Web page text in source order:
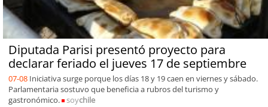
Diputada Parisi presentó proyecto para
declarar feriado el jueves 17 de septiembre
07-08 Iniciativa surge porque los días 18 y 19 caen en viernes y sábado.
Parlamentaria sostuvo que beneficia a rubros del turismo y
gastronómico.
soychile